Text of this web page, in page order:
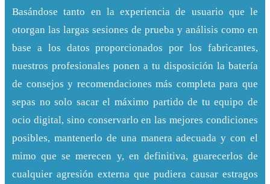
Basándose tanto en la experiencia de usuario que le
otorgan las largas sesiones de prueba y análisis como en
base a los datos proporcionados por los fabricantes,
nuestros profesionales ponen a tu disposición la batería
de consejos y recomendaciones más completa para que
sepas no solo sacar el máximo partido de tu equipo de
ocio digital, sino conservarlo en las mejores condiciones
posibles, mantenerlo de una manera adecuada y con el
mimo que se merecen y, en definitiva, guarecerlos de
cualquier agresión externa que pudiera causar estragos